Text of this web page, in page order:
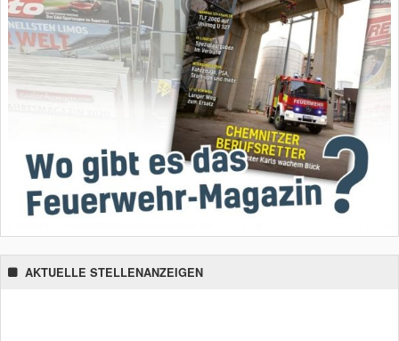
AKTUELLE STELLENANZEIGEN